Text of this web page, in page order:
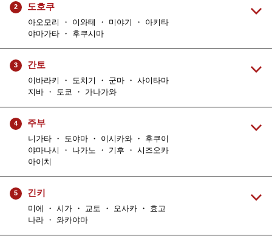
2 도호쿠
아오모리 ・ 이와테 ・ 미야기 ・ 아키타
야마가타 ・ 후쿠시마
3 간토
이바라키 ・ 도치기 ・ 군마 ・ 사이타마
지바 ・ 도쿄 ・ 가나가와
4 주부
니가타 ・ 도야마 ・ 이시카와 ・ 후쿠이
야마나시 ・ 나가노 ・ 기후 ・ 시즈오카
아이치
5 긴키
미에 ・ 시가 ・ 교토 ・ 오사카 ・ 효고
나라 ・ 와카야마